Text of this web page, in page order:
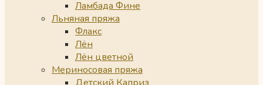
Ламбада Фине
Льняная пряжа
Флакс
Лён
Лён цветной
Мериносовая пряжа